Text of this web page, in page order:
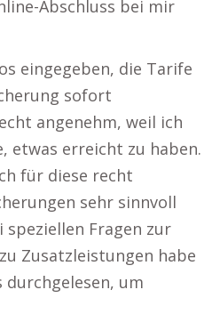
Abschluss bei mir
eingegeben, die Tarife
sofort
angenehm, weil ich
etwas erreicht zu haben.
für diese recht
sehr sinnvoll
speziellen Fragen zur
Zusatzleistungen habe
durchgelesen, um